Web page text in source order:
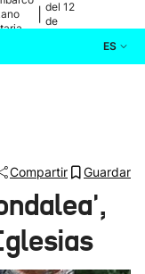
del 12
de
ES
Compartir Guardar